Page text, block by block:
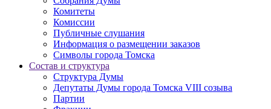
Комитеты
Комиссии
Публичные слушания
Информация о размещении заказов
Символы города Томска
Состав и структура
Структура Думы
Депутаты Думы города Томска VIII созыва
Партии